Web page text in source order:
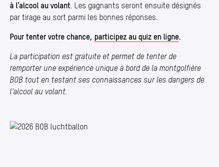
à l’alcool au volant . Les gagnants seront ensuite désignés
par tirage au sort parmi les bonnes réponses.
Pour tenter votre chance, participez au quiz en ligne.
La participation est gratuite et permet de tenter de
remporter une expérience unique à bord de la montgolfière
BOB tout en testant ses connaissances sur les dangers de
l’alcool au volant.